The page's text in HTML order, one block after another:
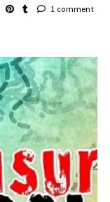
1 comment